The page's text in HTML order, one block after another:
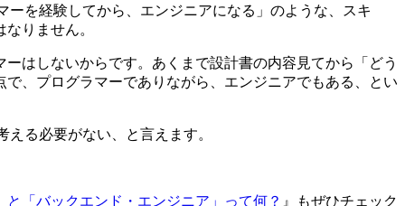
を経験してから、エンジニアになる」のような、スキ
りません。
はしないからです。あくまで設計書の内容見てから「どう
、プログラマーでありながら、エンジニアでもある、とい
る必要がない、と言えます。
「バックエンド・エンジニア」って何？ 』もぜひチェック